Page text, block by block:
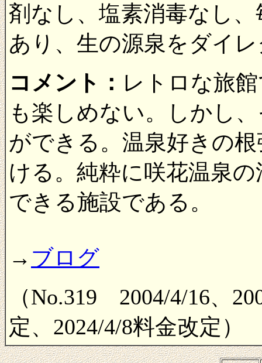
剤なし、塩素消毒なし
あり、生の源泉をダイ
コメント： レトロな旅
も楽しめない。しかし
ができる。温泉好きの
ける。純粋に咲花温泉
できる施設である。
→ ブログ
（No.319 2004/4/16、
定、2024/4/8料金改定）